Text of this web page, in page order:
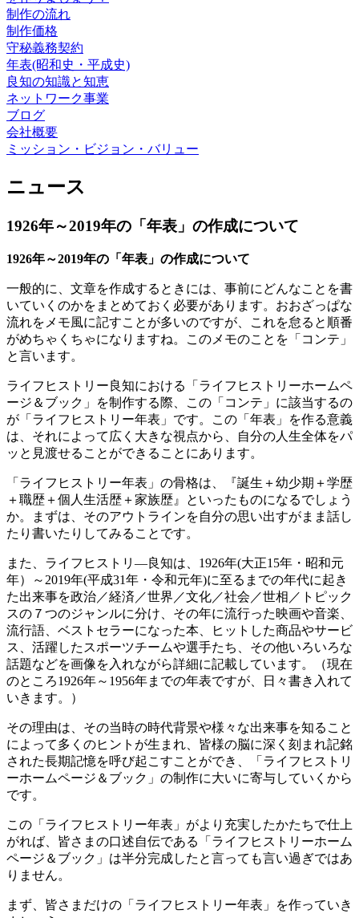
制作の流れ
制作価格
守秘義務契約
年表(昭和史・平成史)
良知の知識と知恵
ネットワーク事業
ブログ
会社概要
ミッション・ビジョン・バリュー
ニュース
1926年～2019年の「年表」の作成について
1926年～2019年の「年表」の作成について
一般的に、文章を作成するときには、事前にどんなことを書
いていくのかをまとめておく必要があります。おおざっぱな
流れをメモ風に記すことが多いのですが、これを怠ると順番
がめちゃくちゃになりますね。このメモのことを「コンテ」
と言います。
ライフヒストリー良知における「ライフヒストリーホームペ
ージ＆ブック」を制作する際、この「コンテ」に該当するの
が「ライフヒストリー年表」です。この「年表」を作る意義
は、それによって広く大きな視点から、自分の人生全体をパ
ッと見渡せることができることにあります。
「ライフヒストリー年表」の骨格は、『誕生＋幼少期＋学歴
＋職歴＋個人生活歴＋家族歴』といったものになるでしょう
か。まずは、そのアウトラインを自分の思い出すがまま話し
たり書いたりしてみることです。
また、ライフヒストリ―良知は、1926年(大正15年・昭和元
年）～2019年(平成31年・令和元年)に至るまでの年代に起き
た出来事を政治／経済／世界／文化／社会／世相／トピック
スの７つのジャンルに分け、その年に流行った映画や音楽、
流行語、ベストセラーになった本、ヒットした商品やサービ
ス、活躍したスポーツチームや選手たち、その他いろいろな
話題などを画像を入れながら詳細に記載しています。（現在
のところ1926年～1956年までの年表ですが、日々書き入れて
いきます。）
その理由は、その当時の時代背景や様々な出来事を知ること
によって多くのヒントが生まれ、皆様の脳に深く刻まれ記銘
された長期記憶を呼び起こすことができ、「ライフヒストリ
ーホームページ＆ブック」の制作に大いに寄与していくから
です。
この「ライフヒストリー年表」がより充実したかたちで仕上
がれば、皆さまの口述自伝である「ライフヒストリーホーム
ページ＆ブック」は半分完成したと言っても言い過ぎではあ
りません。
まず、皆さまだけの「ライフヒストリー年表」を作っていき